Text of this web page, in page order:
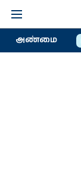
அண்மை